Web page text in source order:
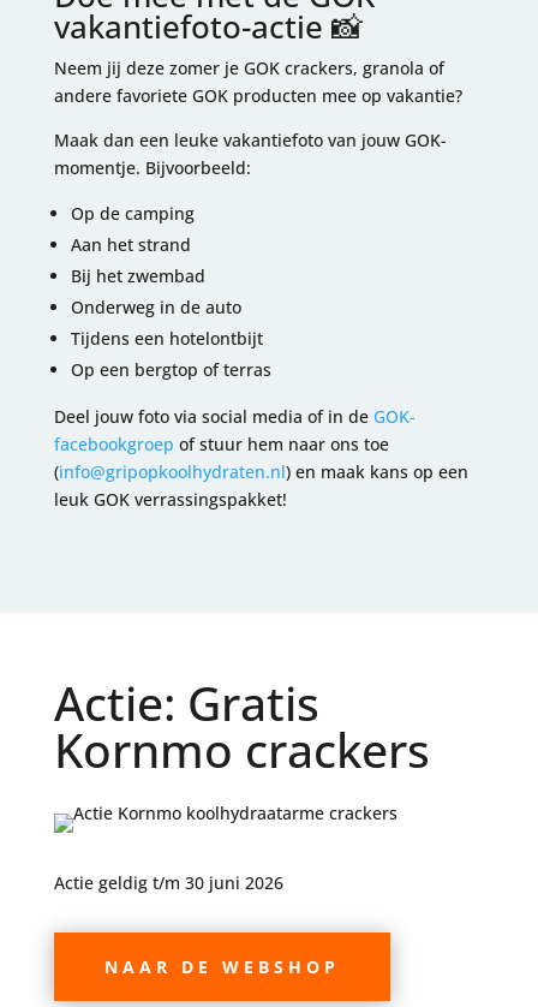
vakantiefoto-actie 📸
Neem jij deze zomer je GOK crackers, granola of
andere favoriete GOK producten mee op vakantie?
Maak dan een leuke vakantiefoto van jouw GOK-
momentje. Bijvoorbeeld:
Op de camping
Aan het strand
Bij het zwembad
Onderweg in de auto
Tijdens een hotelontbijt
Op een bergtop of terras
Deel jouw foto via social media of in de GOK-
facebookgroep of stuur hem naar ons toe
(info@gripopkoolhydraten.nl) en maak kans op een
leuk GOK verrassingspakket!
Actie: Gratis
Kornmo crackers
Actie geldig t/m 30 juni 2026
NAAR DE WEBSHOP